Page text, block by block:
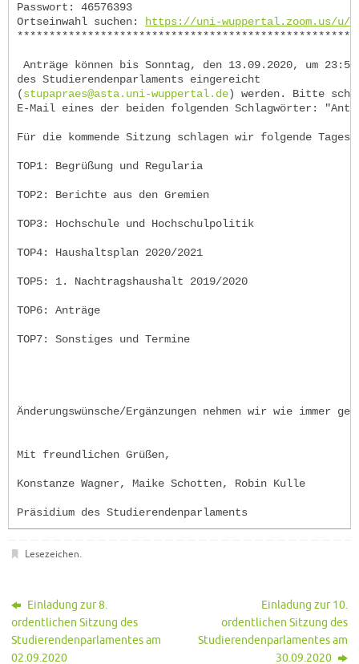
Passwort: 46576393
Ortseinwahl suchen:
https://uni-wuppertal.zoom.us/u/
Anträge können bis Sonntag, den 13.09.2020, um
des Studierendenparlaments eingereicht
( stupapraes@asta.uni-wuppertal.de ) werden. Bitte
E-Mail eines der beiden folgenden Schlagwörter:
Für die kommende Sitzung schlagen wir folgende
TOP1: Begrüßung und Regularia
TOP2: Berichte aus den Gremien
TOP3: Hochschule und Hochschulpolitik
TOP4: Haushaltsplan 2020/2021
TOP5: 1. Nachtragshaushalt 2019/2020
TOP6: Anträge
TOP7: Sonstiges und Termine
Änderungswünsche/Ergänzungen nehmen wir wie immer
Mit freundlichen Grüßen,
Konstanze Wagner, Maike Schotten, Robin Kulle
Präsidium des Studierendenparlaments
Lesezeichen.
Einladung zur 8.
ordentlichen Sitzung des
Studierendenparlamentes am
02.09.2020
Einladung zur 10.
ordentlichen Sitzung des
Studierendenparlamentes am
30.09.2020